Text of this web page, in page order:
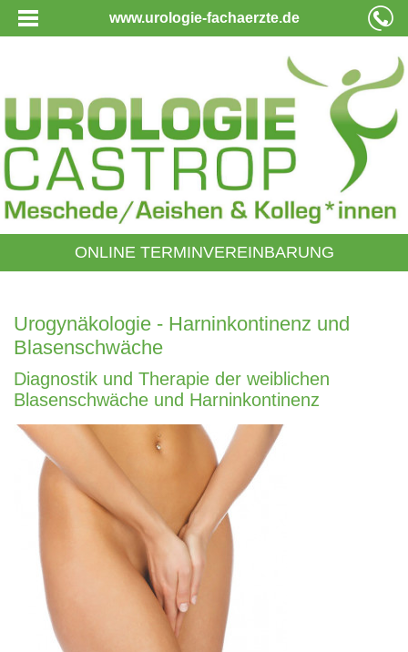
www.urologie-fachaerzte.de
ONLINE TERMINVEREINBARUNG
Urogynäkologie - Harninkontinenz und
Blasenschwäche
Diagnostik und Therapie der weiblichen
Blasenschwäche und Harninkontinenz